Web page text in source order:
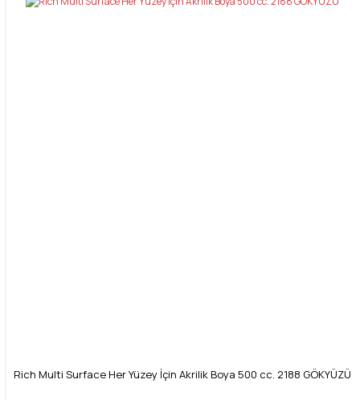
Rich Multi Surface Her Yüzey İçin Akrilik Boya 500 cc. 2188 GÖKYÜZÜ